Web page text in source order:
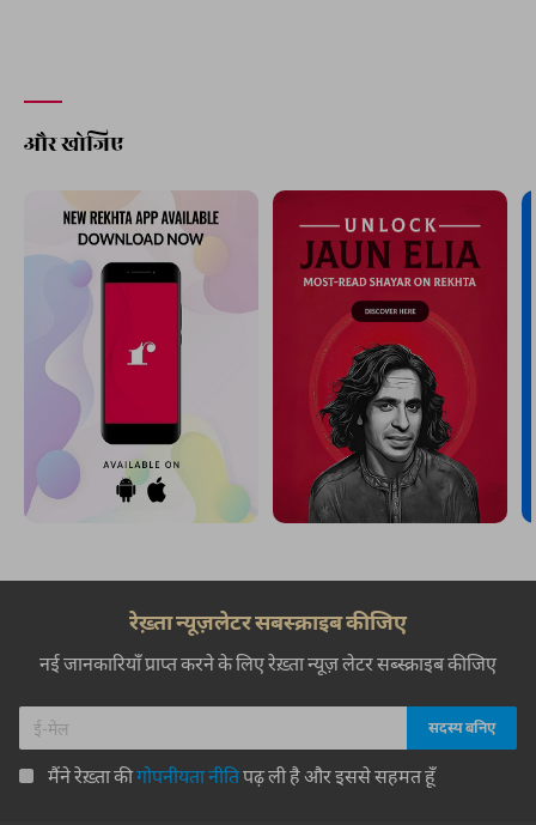
और खोजिए
रेख़्ता न्यूज़लेटर सबस्क्राइब कीजिए
नई जानकारियाँ प्राप्त करने के लिए रेख़्ता न्यूज़ लेटर सब्स्क्राइब कीजिए
मैंने रेख़्ता कीगोपनीयता नीतिपढ़ ली है और इससे सहमत हूँ